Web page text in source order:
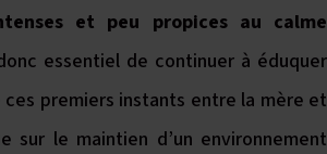
et peu propices au calme
essentiel de continuer à éduquer
ces premiers instants entre la mère et
sur le maintien d’un environnement